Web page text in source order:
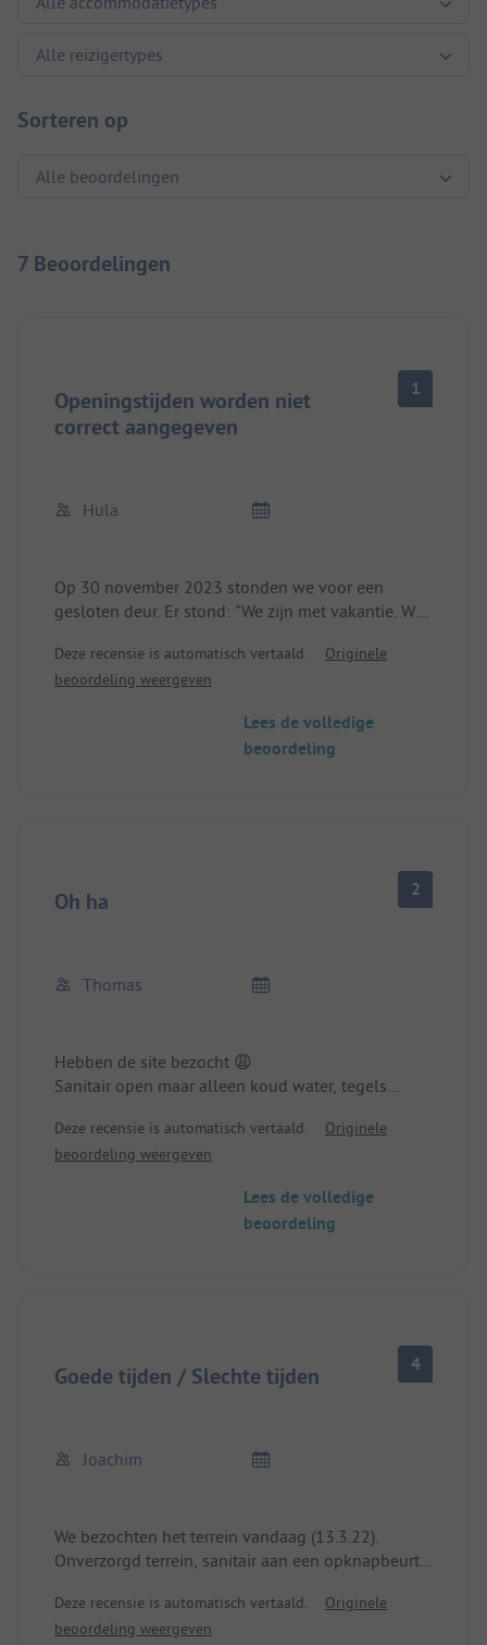
Sorteren op
7 Beoordelingen
Openingstijden worden niet
correct aangegeven
1
Hula
Op 30 november 2023 stonden we voor een
gesloten deur. Er stond: "We zijn met vakantie. We
Deze recensie is automatisch vertaald.
Originele
beoordeling weergeven
Lees de volledige
beoordeling
Oh ha 2
Thomas
Hebben de site bezocht 😩
Sanitair open maar alleen koud water, tegels
In de omgeving is alles nog dicht we zijn
doorgereden
Deze recensie is automatisch vertaald.
Originele
beoordeling weergeven
Lees de volledige
beoordeling
Goede tijden / Slechte tijden 4
Joachim
We bezochten het terrein vandaag (13.3.22).
Onverzorgd terrein, sanitair aan een opknapbeurt
We begrijpen de lof voor het aangrenzende strand
niet.
Deze recensie is automatisch vertaald.
Originele
beoordeling weergeven